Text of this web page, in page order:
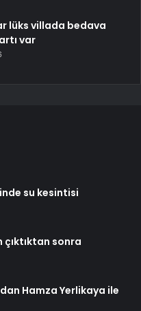
lüks villada bedava
var
su kesintisi
çıktıktan sonra
Hamza Yerlikaya ile